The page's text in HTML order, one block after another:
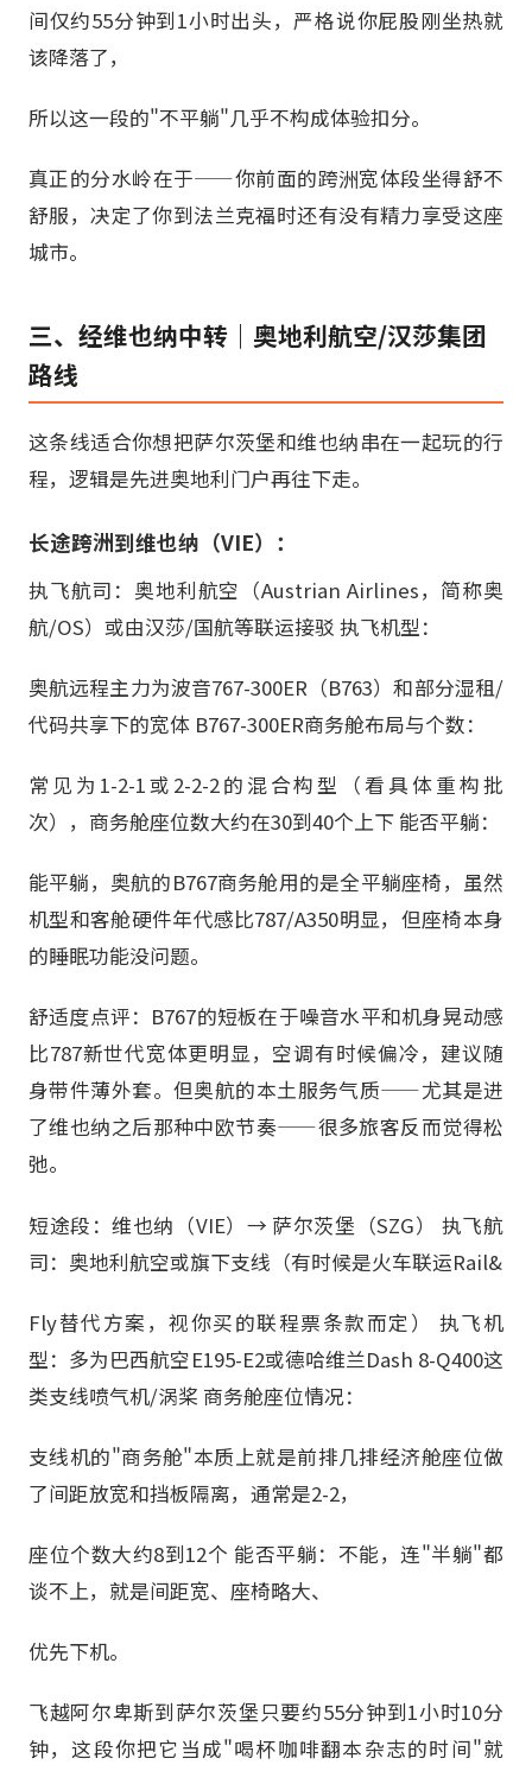
间仅约55分钟到1小时出头，严格说你屁股刚坐热就
该降落了，
所以这一段的"不平躺"几乎不构成体验扣分。
真正的分水岭在于——你前面的跨洲宽体段坐得舒不
舒服，决定了你到法兰克福时还有没有精力享受这座
城市。
三、经维也纳中转｜奥地利航空/汉莎集团
路线
这条线适合你想把萨尔茨堡和维也纳串在一起玩的行
程，逻辑是先进奥地利门户再往下走。
长途跨洲到维也纳（VIE）：
执飞航司：奥地利航空（Austrian Airlines，简称奥
航/OS）或由汉莎/国航等联运接驳 执飞机型：
奥航远程主力为波音767-300ER（B763）和部分湿租/
代码共享下的宽体 B767-300ER商务舱布局与个数：
常见为1-2-1或2-2-2的混合构型（看具体重构批
次），商务舱座位数大约在30到40个上下 能否平躺：
能平躺，奥航的B767商务舱用的是全平躺座椅，虽然
机型和客舱硬件年代感比787/A350明显，但座椅本身
的睡眠功能没问题。
舒适度点评：B767的短板在于噪音水平和机身晃动感
比787新世代宽体更明显，空调有时候偏冷，建议随
身带件薄外套。但奥航的本土服务气质——尤其是进
了维也纳之后那种中欧节奏——很多旅客反而觉得松
弛。
短途段：维也纳（VIE）→ 萨尔茨堡（SZG） 执飞航
司：奥地利航空或旗下支线（有时候是火车联运Rail&
Fly替代方案，视你买的联程票条款而定） 执飞机
型：多为巴西航空E195-E2或德哈维兰Dash 8-Q400这
类支线喷气机/涡桨 商务舱座位情况：
支线机的"商务舱"本质上就是前排几排经济舱座位做
了间距放宽和挡板隔离，通常是2-2，
座位个数大约8到12个 能否平躺：不能，连"半躺"都
谈不上，就是间距宽、座椅略大、
优先下机。
飞越阿尔卑斯到萨尔茨堡只要约55分钟到1小时10分
钟，这段你把它当成"喝杯咖啡翻本杂志的时间"就